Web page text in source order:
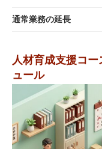
通常業務の延長
人材育成支援コ
ュール